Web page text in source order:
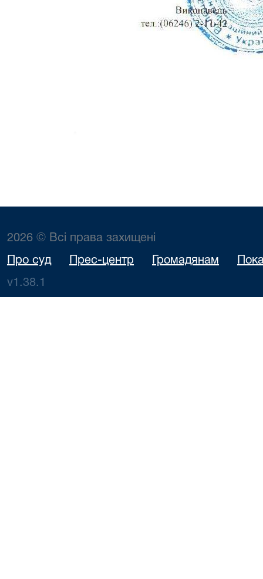
2026 © Всі права захищені
Про суд Прес-центр Громадянам
v1.38.1